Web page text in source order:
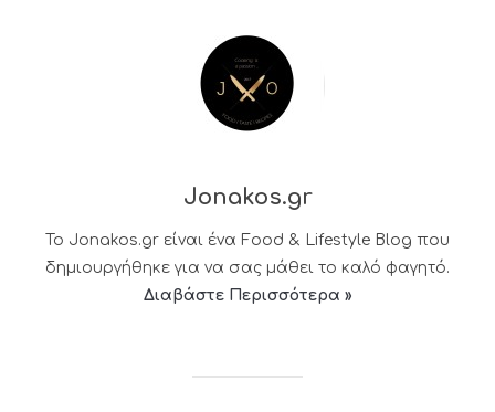
Jonakos.gr
Το Jonakos.gr είναι ένα Food & Lifestyle Blog που
δημιουργήθηκε για να σας μάθει το καλό φαγητό.
Διαβάστε Περισσότερα »